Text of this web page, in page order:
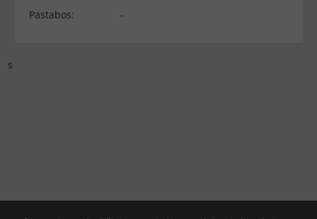
Pastabos:
-
s